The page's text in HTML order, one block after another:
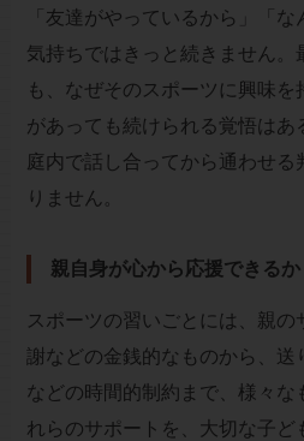
「友達がやっているから」「
気持ちではきっと続きません。
も、なぜそのスポーツに興味
があっても続けられる覚悟は
庭内で話し合ってから通わせる
りません。
親自身が心から応援できるか
スポーツの習いごとには、親の
謝などの金銭的なものから、送
などの時間的制約まで、様々な
れらのサポートを、大切な子